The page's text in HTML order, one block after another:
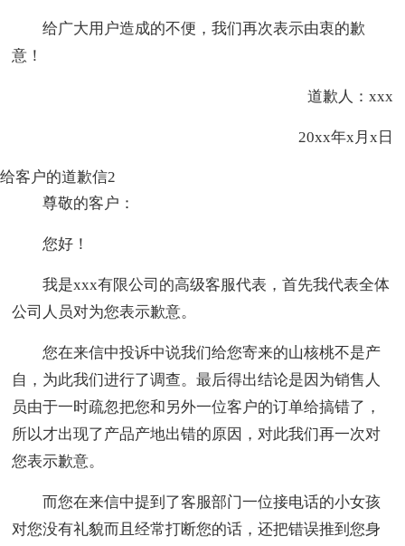
给广大用户造成的不便，我们再次表示由衷的歉
意！
道歉人：xxx
20xx年x月x日
给客户的道歉信2
尊敬的客户：
您好！
我是xxx有限公司的高级客服代表，首先我代表全体
公司人员对为您表示歉意。
您在来信中投诉中说我们给您寄来的山核桃不是产
自，为此我们进行了调查。最后得出结论是因为销售人
员由于一时疏忽把您和另外一位客户的订单给搞错了，
所以才出现了产品产地出错的原因，对此我们再一次对
您表示歉意。
而您在来信中提到了客服部门一位接电话的小女孩
对您没有礼貌而且经常打断您的话，还把错误推到您身